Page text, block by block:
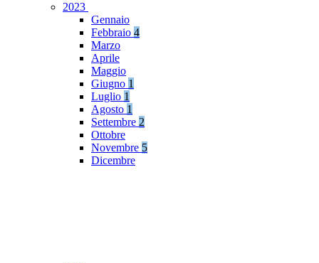
2023
Gennaio
Febbraio 4
Marzo
Aprile
Maggio
Giugno 1
Luglio 1
Agosto 1
Settembre 2
Ottobre
Novembre 5
Dicembre